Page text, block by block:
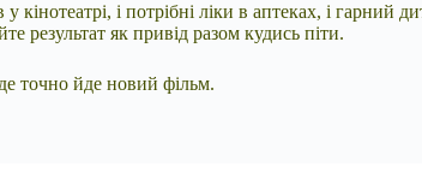
кінотеатрі, і потрібні ліки в аптеках, і
результат як привід разом кудись піти.
точно йде новий фільм.